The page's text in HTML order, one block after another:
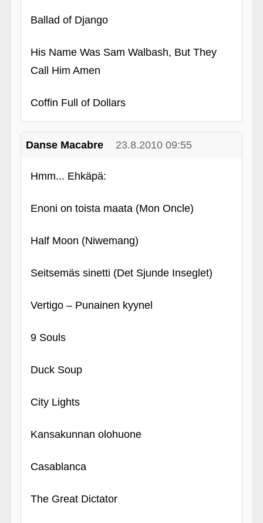
Ballad of Django
His Name Was Sam Walbash, But They
Call Him Amen
Coffin Full of Dollars
Danse Macabre 23.8.2010 09:55
Hmm... Ehkäpä:
Enoni on toista maata (Mon Oncle)
Half Moon (Niwemang)
Seitsemäs sinetti (Det Sjunde Inseglet)
Vertigo – Punainen kyynel
9 Souls
Duck Soup
City Lights
Kansakunnan olohuone
Casablanca
The Great Dictator